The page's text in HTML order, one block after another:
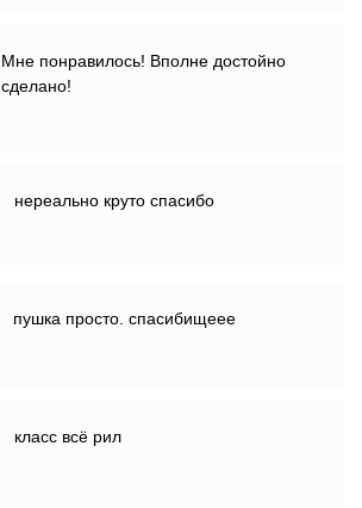
Мне понравилось! Вполне достойно
сделано!
нереально круто спасибо
пушка просто. спасибищеее
класс всё рил